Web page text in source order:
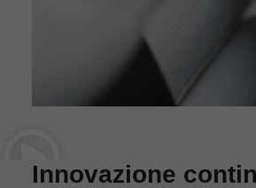
Innovazione